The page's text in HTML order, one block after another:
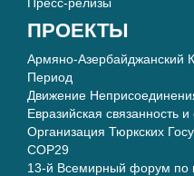
ПРОЕКТЫ
Армяно-Азербайджанский
Период
Движение
Евразийская связанность
Организация Тюркских
COP29
13-й Всемирный форум по